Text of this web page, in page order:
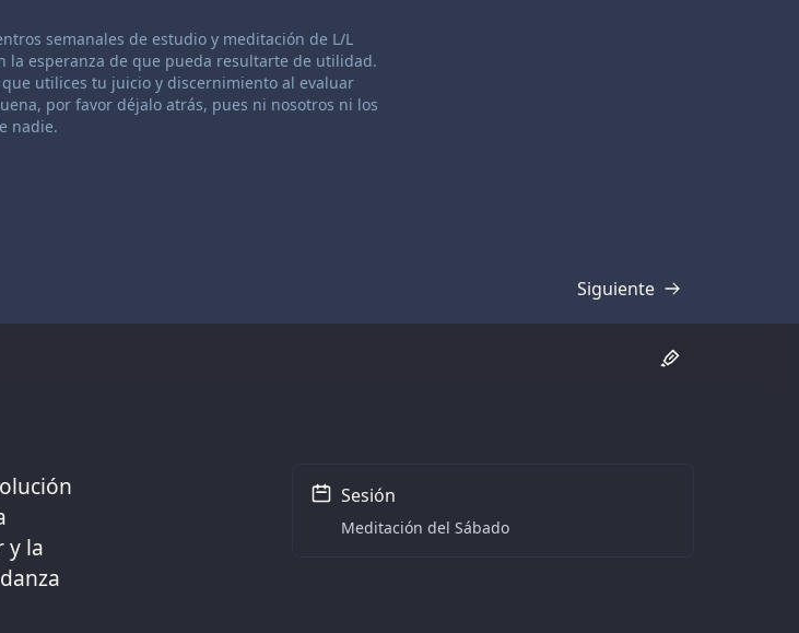
semanales de estudio y meditación de L/L
la esperanza de que pueda resultarte de utilidad.
utilices tu juicio y discernimiento al evaluar
por favor déjalo atrás, pues ni nosotros ni los
nadie.
Siguiente
Transcripción
y la
Sesión
Meditación del Sábado